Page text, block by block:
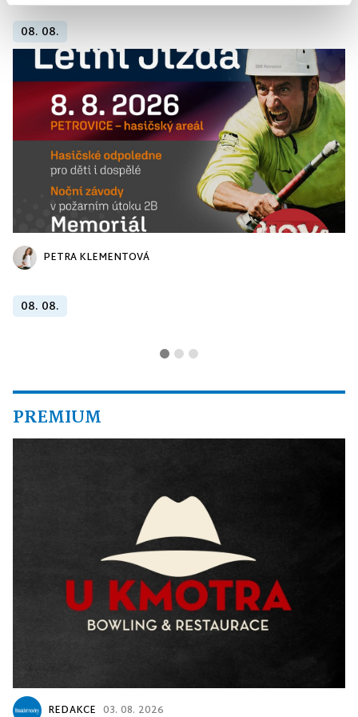
08. 08.
PETRA KLEMENTOVÁ
08. 08.
PREMIUM
REDAKCE 03. 08. 2026